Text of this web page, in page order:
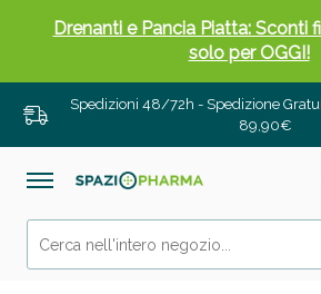
Spedizioni 48/72h - Spedizione
89,90€
Drenanti e Pancia Piatta: Sconti
solo per OGGI!